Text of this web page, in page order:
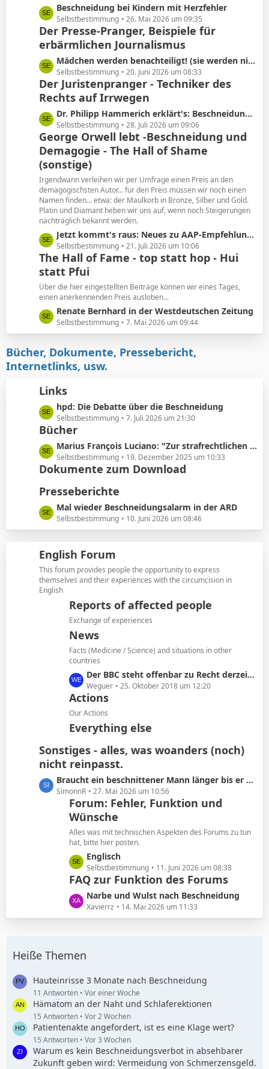
e
L
e
t
z
e
B
e
i
t
r
ä
g
e
Beschneidung bei Kindern mit Herzfehler
Selbstbestimmung 26. Mai 2026 um 09:35
Der Presse-Pranger, Beispiele für
erbärmlichen Journalismus
L
e
t
z
e
B
e
i
t
r
ä
g
e
Mädchen werden benachteiligt! (sie werden nicht beschnitten)
Selbstbestimmung 20. Juni 2026 um 08:33
Der Juristenpranger - Techniker des
Rechts auf Irrwegen
L
e
t
z
t
e
B
e
i
t
r
ä
g
e
Dr. Philipp Hammerich erklärt's: Beschneidung hat keine Spätfolgen!
Selbstbestimmung 28. Juli 2026 um 09:06
George Orwell lebt -Beschneidung und
Demagogie - The Hall of Shame
(sonstige)
Irgendwann verleihen wir per Umfrage einen Preis an den
demagogischsten Autor... für den Preis müssen wir noch einen
Namen finden... etwa: der Maulkorb in Bronze, Silber und Gold.
Platin und Diamant heben wir uns auf, wenn noch Steigerungen
nachträglich bekannt werden.
L
e
t
z
t
e
B
e
i
r
ä
e
Jetzt kommt's raus: Neues zu AAP-Empfehlung von 2012!
Selbstbestimmung 21. Juli 2026 um 10:06
The Hall of Fame - top statt hop - Hui
statt Pfui
Über die hier eingestellten Beiträge können wir eines Tages,
einen anerkennenden Preis ausloben...
L
e
t
t
e
e
i
t
r
ä
g
e
Renate Bernhard in der Westdeutschen Zeitung
Selbstbestimmung 7. Mai 2026 um 09:44
Bücher, Dokumente, Pressebericht,
Internetlinks, usw.
Links
L
e
t
z
t
e
e
t
r
g
hpd: Die Debatte über die Beschneidung
Selbstbestimmung 7. Juli 2026 um 21:30
Bücher
L
e
t
t
e
B
e
t
r
ä
g
Marius François Luciano: "Zur strafrechtlichen Einordnung medizinisch nicht indizierter Eingriffe in die Körpersubstanz von Kindern"
Selbstbestimmung 19. Dezember 2025 um 10:33
Dokumente zum Download
Presseberichte
L
e
t
t
e
B
e
Mal wieder Beschneidungsalarm in der ARD
Selbstbestimmung 10. Juni 2026 um 08:46
English Forum
This forum provides people the opportunity to express
themselves and their experiences with the circumcision in
English
Reports of affected people
Exchange of experiences
News
Facts (Medicine / Science) and situations in other
countries
L
e
t
z
t
e
B
e
i
t
r
ä
g
e
Der BBC steht offenbar zu Recht derzeit in der Kritik
Weguer 25. Oktober 2018 um 12:20
Actions
Our Actions
Everything else
Sonstiges - alles, was woanders (noch)
nicht reinpasst.
L
e
Braucht ein beschnittener Mann länger bis er kommt oder ist das Schwachsinn?
SimonnR 27. Mai 2026 um 10:56
Forum: Fehler, Funktion und
Wünsche
Alles was mit technischen Aspekten des Forums zu tun
hat, bitte hier posten.
L
e
t
z
t
e
i
r
ä
g
e
Englisch
Selbstbestimmung 11. Juni 2026 um 08:38
FAQ zur Funktion des Forums
L
e
t
e
e
i
t
r
ä
g
e
Narbe und Wulst nach Beschneidung
Xavierrz 14. Mai 2026 um 11:33
Heiße Themen
Hauteinrisse 3 Monate nach Beschneidung
11 Antworten Vor einer Woche
Hämatom an der Naht und Schlaferektionen
15 Antworten Vor 2 Wochen
Patientenakte angefordert, ist es eine Klage wert?
15 Antworten Vor 3 Wochen
Warum es kein Beschneidungsverbot in absehbarer
Zukunft geben wird: Vermeidung von Schmerzensgeld.